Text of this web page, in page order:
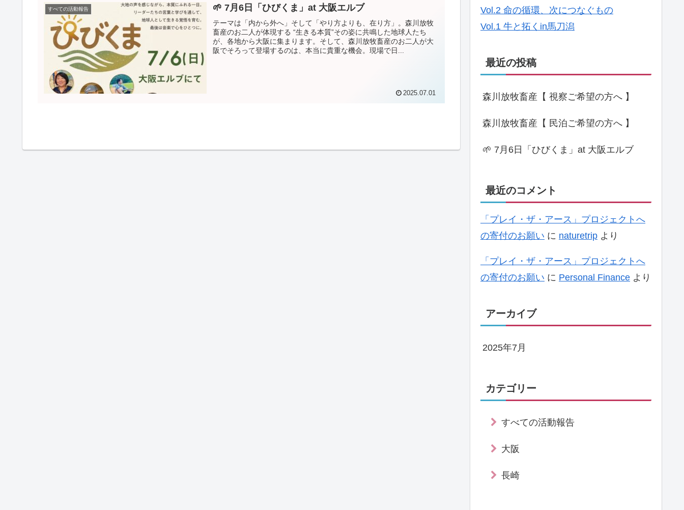
すべての活動報告 🌱 7月6日「ひびくま」at 大阪エルブ
テーマは「内から外へ」そして「やり方よりも、在り方」。森川放牧
畜産のお二人が体現する “生きる本質”その姿に共鳴した地球人たち
が、各地から大阪に集まります。そして、森川放牧畜産のお二人が大
阪でそろって登場するのは、本当に貴重な機会。現場で日...
2025.07.01
Vol.2 命の循環、次につなぐもの
Vol.1 牛と拓くin馬刀潟
最近の投稿
森川放牧畜産【 視察ご希望の方へ 】
森川放牧畜産【 民泊ご希望の方へ 】
🌱 7月6日「ひびくま」at 大阪エルブ
最近のコメント
「プレイ・ザ・アース」プロジェクトへ
の寄付のお願い に naturetrip より
「プレイ・ザ・アース」プロジェクトへ
の寄付のお願い に Personal Finance より
アーカイブ
2025年7月
カテゴリー
すべての活動報告
大阪
長崎